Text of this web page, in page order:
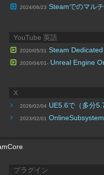
2024/06/23 Steamでのマル
YouTube 英語
2020/05/31 Steam
2020/04/01- Unreal Engine
X
2026/02/04 UE5.6で（多分
2023/02/01
プラグイン